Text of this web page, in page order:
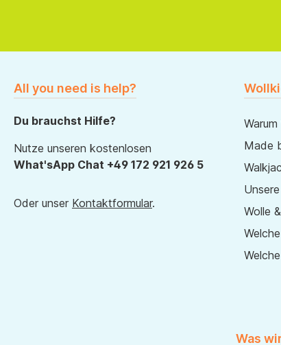
All you need is help?
Du brauchst Hilfe?
Nutze unseren kostenlosen
What'sApp Chat +49 172 921 926 5
Oder unser Kontaktformular.
Made
Wolle
Was